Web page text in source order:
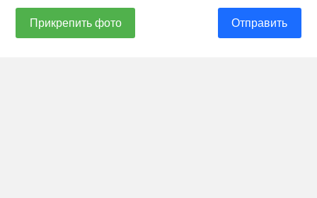
Прикрепить фото Отправить